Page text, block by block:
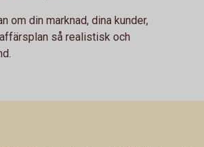
om din marknad, dina kunder,
så realistisk och